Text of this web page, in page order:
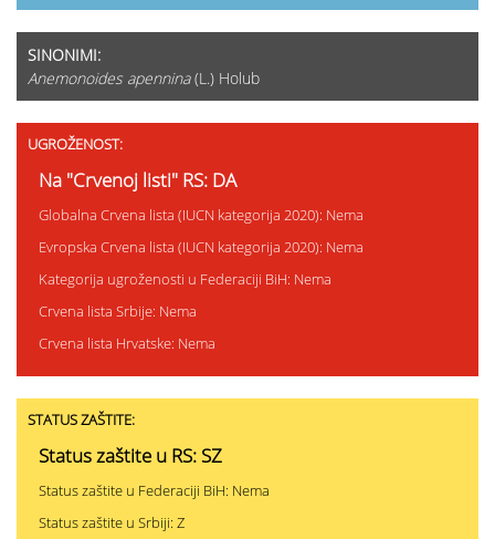
SINONIMI:
Anemonoides apennina(L.) Holub
UGROŽENOST:
Na "Crvenoj listi" RS: DA
Globalna Crvena lista (IUCN kategorija 2020): Nema
Evropska Crvena lista (IUCN kategorija 2020): Nema
Kategorija ugroženosti u Federaciji BiH: Nema
Crvena lista Srbije: Nema
Crvena lista Hrvatske: Nema
STATUS ZAŠTITE:
Status zaštite u RS: SZ
Status zaštite u Federaciji BiH: Nema
Status zaštite u Srbiji: Z